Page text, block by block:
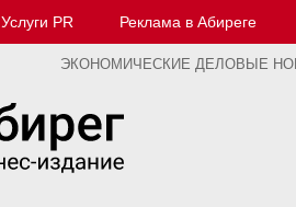
Услуги PR Реклама в Абиреге
ЭКОНОМИЧЕСКИЕ ДЕЛОВЫЕ